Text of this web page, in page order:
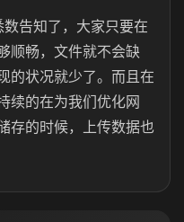
告知了，大家只要在
顺畅，文件就不会缺
的状况就少了。而且在
续的在为我们优化网
存的时候，上传数据也